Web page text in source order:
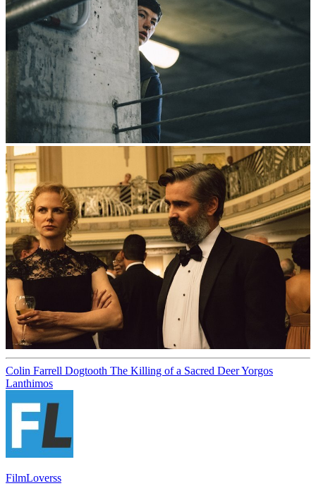
Colin Farrell Dogtooth The Killing of a Sacred DeerYorgos
Lanthimos
FilmLoverss